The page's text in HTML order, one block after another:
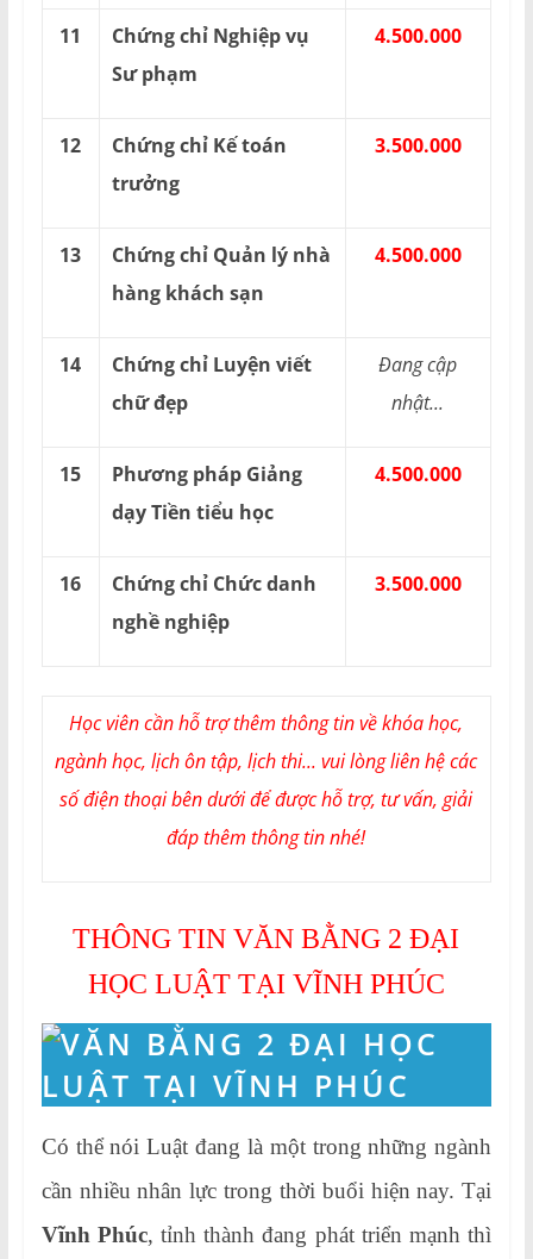
11
Chứng chỉ Nghiệp vụ
Sư phạm
4.500.000
12
Chứng chỉ Kế toán
trưởng
3.500.000
13
Chứng chỉ Quản lý nhà
hàng khách sạn
4.500.000
14
Chứng chỉ Luyện viết
chữ đẹp
Đang cập
nhật...
15
Phương pháp Giảng
dạy Tiền tiểu học
4.500.000
16
Chứng chỉ Chức danh
nghề nghiệp
3.500.000
Học viên cần hỗ trợ thêm thông tin về khóa học,
ngành học, lịch ôn tập, lịch thi... vui lòng liên hệ các
số điện thoại bên dưới để được hỗ trợ, tư vấn, giải
đáp thêm thông tin nhé!
THÔNG TIN VĂN BẰNG 2 ĐẠI
HỌC LUẬT TẠI VĨNH PHÚC
Có thể nói Luật đang là một trong những ngành
cần nhiều nhân lực trong thời buổi hiện nay. Tại
Vĩnh Phúc, tỉnh thành đang phát triển mạnh thì